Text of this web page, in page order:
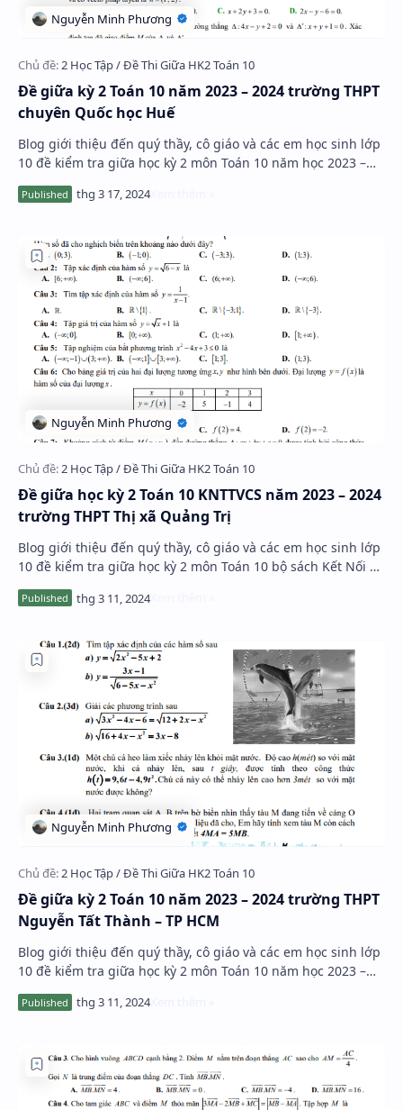
Đề giữa kỳ 2 Toán 10 năm 2023 – 2024 trường THPT
chuyên Quốc học Huế
Blog giới thiệu đến quý thầy, cô giáo và các em học sinh lớp
10 đề kiểm tra giữa học kỳ 2 môn Toán 10 năm học 2023 –
Đề giữa học kỳ 2 Toán 10 KNTTVCS năm 2023 – 2024
trường THPT Thị xã Quảng Trị
Blog giới thiệu đến quý thầy, cô giáo và các em học sinh lớp
10 đề kiểm tra giữa học kỳ 2 môn Toán 10 bộ sách Kết Nối Tri
Thức Với Cuộc Sống (KNTTVCS…
Đề giữa kỳ 2 Toán 10 năm 2023 – 2024 trường THPT
Nguyễn Tất Thành – TP HCM
Blog giới thiệu đến quý thầy, cô giáo và các em học sinh lớp
10 đề kiểm tra giữa học kỳ 2 môn Toán 10 năm học 2023 –